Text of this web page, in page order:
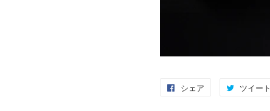
シェア
Facebookツイート